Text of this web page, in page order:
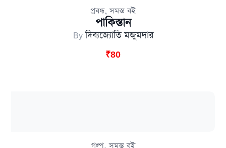
প্রবন্ধ,সমস্ত বই
পাকিস্তান
Byদিব্যজ্যোতি মজুমদার
₹80